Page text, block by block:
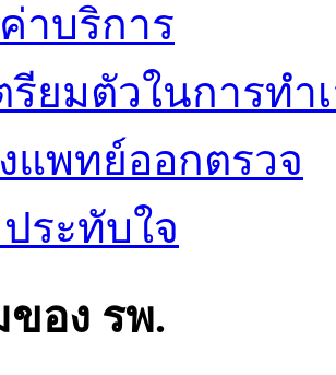
าบริการ
รียมตัวในการทำ
แพทย์ออกตรวจ
ระทับใจ
อง รพ.